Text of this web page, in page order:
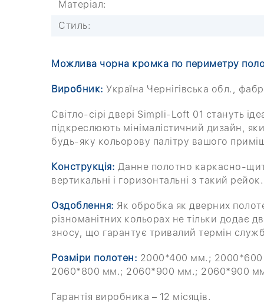
Матеріал:
Стиль:
Можлива чорна кромка по периметру
Виробник: Україна Чернігівська обл.,
Світло-сірі двері Simpli-Loft 01 стануть
підкреслюють мінімалістичний дизайн,
будь-яку кольорову палітру вашого
Конструкція: Данне полотно каркасно-
вертикальні і горизонтальні з такий
Оздоблення: Як обробка як дверних
різноманітних кольорах не тільки додає
зносу, що гарантує тривалий термін
Розміри полотен: 2000*400 мм.; 2000*600
2060*800 мм.; 2060*900 мм.; 2060*900
Гарантія виробника – 12 місяців.